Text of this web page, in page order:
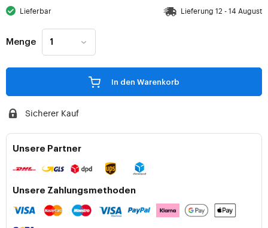
Lieferbar Lieferung 12 - 14 August
Menge
In den Warenkorb
Sicherer Kauf
Unsere Partner
Unsere Zahlungsmethoden